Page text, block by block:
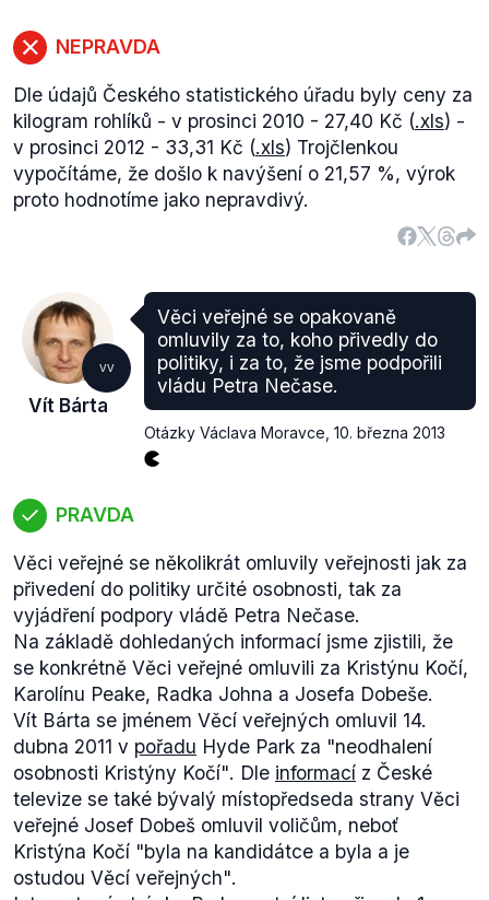
republika85,9 ("index Comparative price level
indices 2009, EU27=100")
Na základě výše uvedených informací tedy
hodnotíme výrok jako pravdivý.
NEPRAVDA
Dle údajů Českého statistického úřadu byly ceny za
kilogram rohlíků - v prosinci 2010 - 27,40 Kč (.xls) -
v prosinci 2012 - 33,31 Kč (.xls) Trojčlenkou
vypočítáme, že došlo k navýšení o 21,57 %, výrok
proto hodnotíme jako nepravdivý.
VV
Vít Bárta
Věci veřejné se opakovaně
omluvily za to, koho přivedly do
politiky, i za to, že jsme podpořili
vládu Petra Nečase.
Otázky Václava Moravce 10. března 2013
PRAVDA
Věci veřejné se několikrát omluvily veřejnosti jak za
přivedení do politiky určité osobnosti, tak za
vyjádření podpory vládě Petra Nečase.
Na základě dohledaných informací jsme zjistili, že
se konkrétně Věci veřejné omluvili za Kristýnu Kočí,
Karolínu Peake, Radka Johna a Josefa Dobeše.
Vít Bárta se jménem Věcí veřejných omluvil 14.
dubna 2011 v pořadu Hyde Park za "neodhalení
osobnosti Kristýny Kočí". Dle informací z České
televize se také bývalý místopředseda strany Věci
veřejné Josef Dobeš omluvil voličům, neboť
Kristýna Kočí "byla na kandidátce a byla a je
ostudou Věcí veřejných".